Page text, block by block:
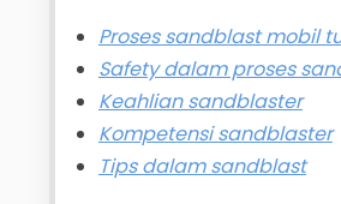
Proses sandblast mobil
Safety dalam proses
Keahlian sandblaster
Kompetensi sandblaster
Tips dalam sandblast